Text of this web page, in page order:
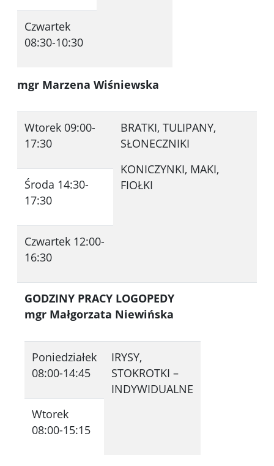
Czwartek
08:30-10:30
mgr Marzena Wiśniewska
Wtorek 09:00-
17:30
BRATKI, TULIPANY,
SŁONECZNIKI
KONICZYNKI, MAKI,
FIOŁKI
Środa 14:30-
17:30
Czwartek 12:00-
16:30
GODZINY PRACY LOGOPEDY
mgr Małgorzata Niewińska
Poniedziałek
08:00-14:45
IRYSY,
STOKROTKI –
INDYWIDUALNE
Wtorek
08:00-15:15